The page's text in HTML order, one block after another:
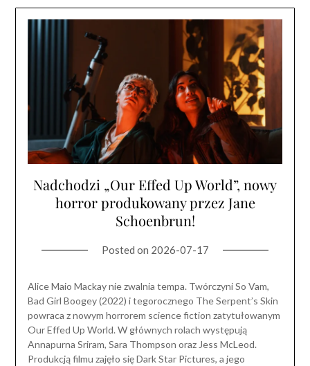
Nadchodzi „Our Effed Up World”, nowy
horror produkowany przez Jane
Schoenbrun!
Posted on 2026-07-17
Alice Maio Mackay nie zwalnia tempa. Twórczyni So Vam,
Bad Girl Boogey (2022) i tegorocznego The Serpent’s Skin
powraca z nowym horrorem science fiction zatytułowanym
Our Effed Up World. W głównych rolach występują
Annapurna Sriram, Sara Thompson oraz Jess McLeod.
Produkcją filmu zajęło się Dark Star Pictures, a jego